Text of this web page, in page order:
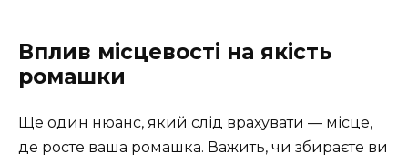
Вплив місцевості на якість
ромашки
Ще один нюанс, який слід врахувати — місце,
де росте ваша ромашка. Важить, чи збираєте ви